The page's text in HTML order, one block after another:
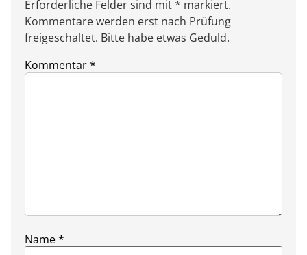
Erforderliche Felder sind mit * markiert.
Kommentare werden erst nach Prüfung
freigeschaltet. Bitte habe etwas Geduld.
Kommentar*
Name*